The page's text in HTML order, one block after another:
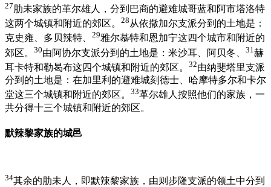
27 肋未家族的革尔雄人，分到巴商的避难城哥蓝和阿市塔洛特
这两个城镇和附近的郊区。 28从依撒加尔支派分到的土地是：
克史雍、多贝辣特、 29雅尔慕特和恩加宁这四个城市和附近的
郊区。 30由阿协尔支派分到的土地是：米沙耳、阿贝冬、 31 赫
耳卡特和勒曷布这四个城镇和附近的郊区。 32由纳斐塔里支派
分到的土地是：在加里利的避难城刻德士、哈摩特多尔和卡尔
堂这三个城镇和附近的郊区。 33革尔雄人按照他们的家族，一
共分得十三个城镇和附近的郊区。
默辣黎家族的城邑
34其余的肋未人，即默辣黎家族，由则步隆支派的领土中分到